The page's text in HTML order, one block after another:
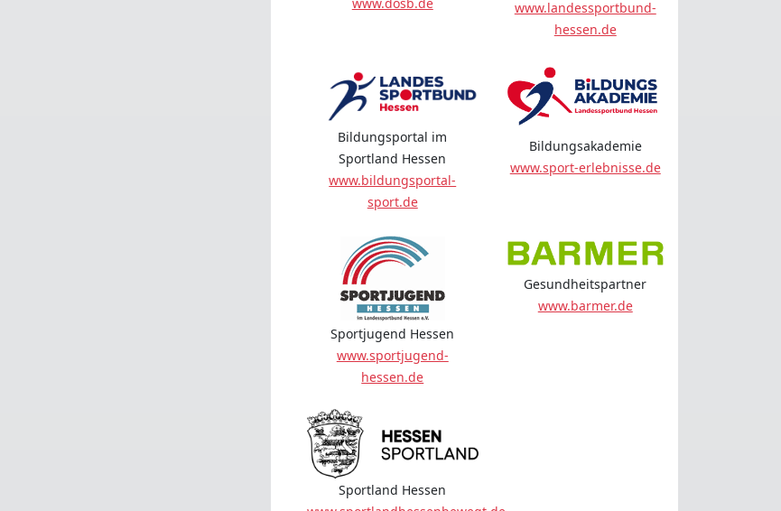
www.landessportbund-
hessen.de
Bildungsportal im
Sportland Hessen
www.bildungsportal-
sport.de
Bildungsakademie
www.sport-erlebnisse.de
Sportjugend Hessen
www.sportjugend-
hessen.de
Gesundheitspartner
www.barmer.de
Sportland Hessen